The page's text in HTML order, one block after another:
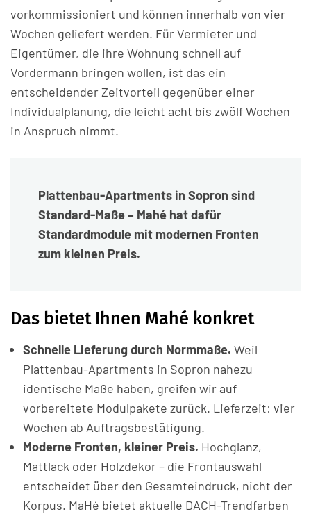
vorkommissioniert und können innerhalb von vier
Wochen geliefert werden. Für Vermieter und
Eigentümer, die ihre Wohnung schnell auf
Vordermann bringen wollen, ist das ein
entscheidender Zeitvorteil gegenüber einer
Individualplanung, die leicht acht bis zwölf Wochen
in Anspruch nimmt.
Plattenbau-Apartments in Sopron sind
Standard-Maße – Mahé hat dafür
Standardmodule mit modernen Fronten
zum kleinen Preis.
Das bietet Ihnen Mahé konkret
Schnelle Lieferung durch Normmaße. Weil
Plattenbau-Apartments in Sopron nahezu
identische Maße haben, greifen wir auf
vorbereitete Modulpakete zurück. Lieferzeit: vier
Wochen ab Auftragsbestätigung.
Moderne Fronten, kleiner Preis. Hochglanz,
Mattlack oder Holzdekor – die Frontauswahl
entscheidet über den Gesamteindruck, nicht der
Korpus. MaHé bietet aktuelle DACH-Trendfarben